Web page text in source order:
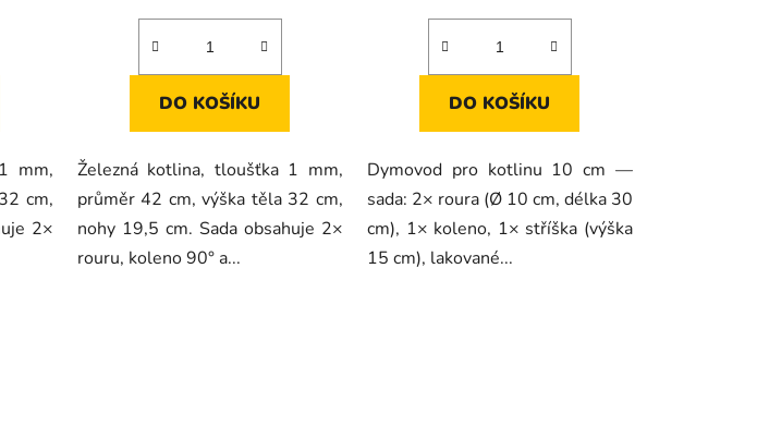
mm,
cm,
2×
DO KOŠÍKU
Železná kotlina, tloušťka 1 mm,
průměr 42 cm, výška těla 32 cm,
nohy 19,5 cm. Sada obsahuje 2×
rouru, koleno 90° a...
DO KOŠÍKU
Dymovod pro kotlinu 10 cm —
sada: 2× roura (Ø 10 cm, délka 30
cm), 1× koleno, 1× stříška (výška
15 cm), lakované...